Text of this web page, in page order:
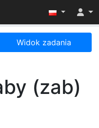
menu
Widok zadania
(zab)